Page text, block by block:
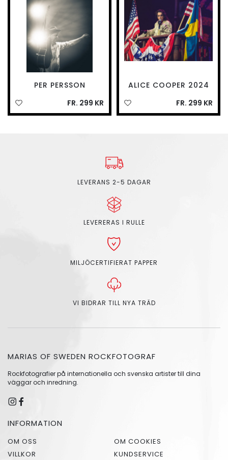
PER PERSSON
FR. 299 KR
ALICE COOPER 2024
FR. 299 KR
LEVERANS 2-5 DAGAR
LEVERERAS I RULLE
MILJÖCERTIFIERAT PAPPER
VI BIDRAR TILL NYA TRÄD
MARIAS OF SWEDEN ROCKFOTOGRAF
Rockfotografier på internationella och svenska artister till dina
väggar och inredning.
INFORMATION
OM OSS
OM COOKIES
VILLKOR
KUNDSERVICE